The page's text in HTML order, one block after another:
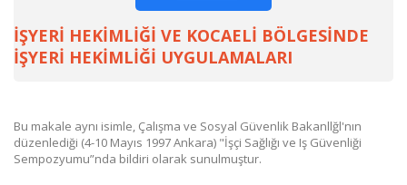
İŞYERİ HEKİMLİĞİ VE KOCAELİ BÖLGESİNDE
İŞYERİ HEKİMLİĞİ UYGULAMALARI
Bu makale aynı isimle, Çalışma ve Sosyal Güvenlik Bakanllğl'nın
düzenlediği (4-10 Mayıs 1997 Ankara) "İşçi Sağlığı ve Iş Güvenliği
Sempozyumu”nda bildiri olarak sunulmuştur.